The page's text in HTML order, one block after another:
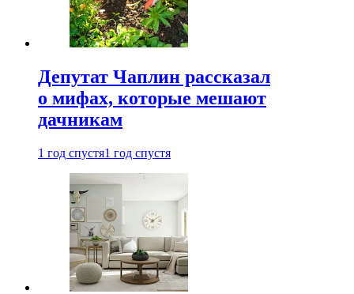
Депутат Чаплин рассказал
о мифах, которые мешают
дачникам
1 год спустя1 год спустя